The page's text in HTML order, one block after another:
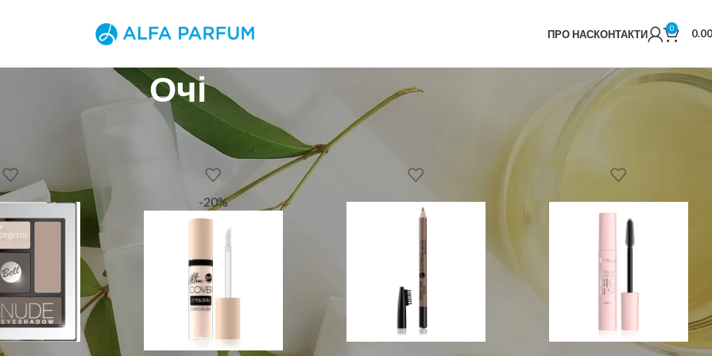
ПРО НАСКОНТАКТИ 0 0.00
Очі
-20%